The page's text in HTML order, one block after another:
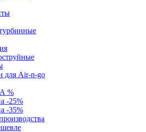
для Air-n-go
%
-25%
-35%